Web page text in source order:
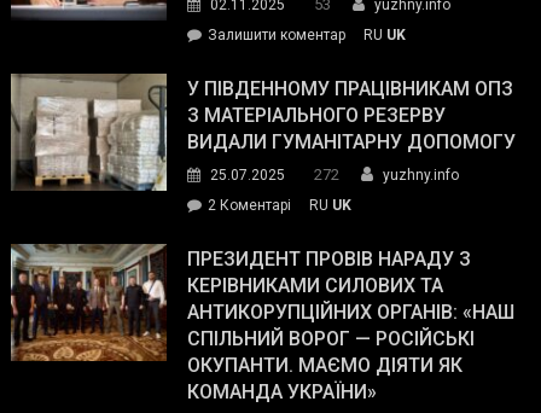
02.11.2025 53
yuzhny.info
Залишити коментарon
завойовує
симпатії
виборців
The
Street
Journal.
RU UK
У ПІВДЕННОМУ ПРАЦІВНИКАМ ОПЗ
З МАТЕРІАЛЬНОГО РЕЗЕРВУ
ВИДАЛИ ГУМАНІТАРНУ ДОПОМОГУ
25.07.2025 272
yuzhny.info
2 Коментарі
Південному
працівникам
ОПЗ
з
матеріального
резерву
RU UK
ПРЕЗИДЕНТ ПРОВІВ НАРАДУ З
КЕРІВНИКАМИ СИЛОВИХ ТА
АНТИКОРУПЦІЙНИХ ОРГАНІВ: «НАШ
СПІЛЬНИЙ ВОРОГ — РОСІЙСЬКІ
ОКУПАНТИ. МАЄМО ДІЯТИ ЯК
КОМАНДА УКРАЇНИ»